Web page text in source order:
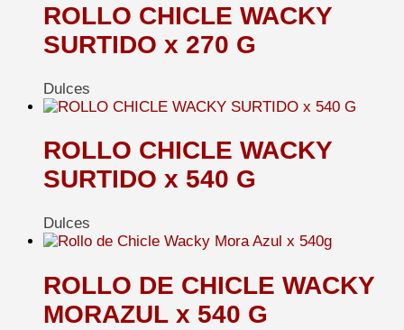
ROLLO CHICLE WACKY
SURTIDO x 270 G
Dulces
ROLLO CHICLE WACKY
SURTIDO x 540 G
Dulces
ROLLO DE CHICLE WACKY
MORAZUL x 540 G